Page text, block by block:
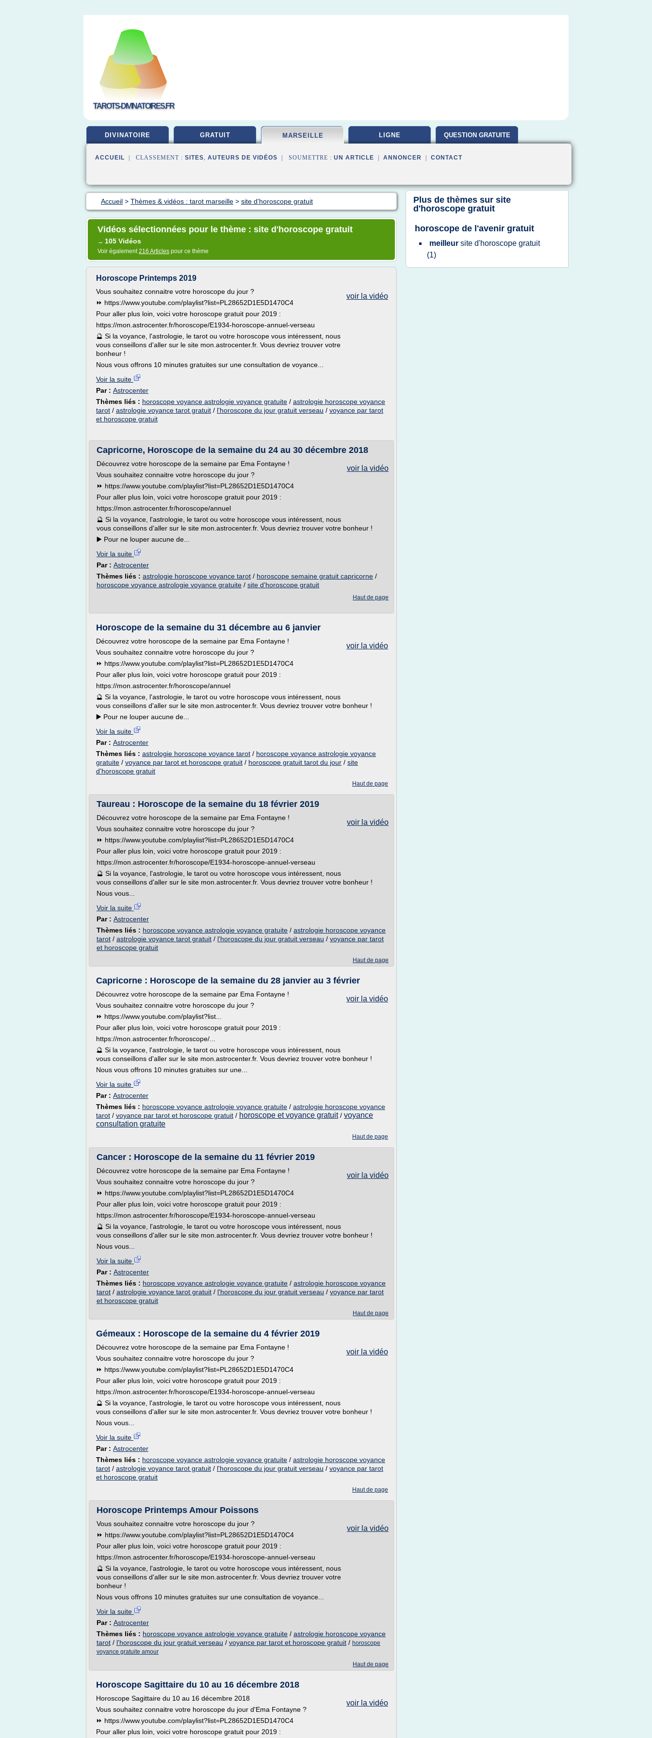
TAROTS-DIVINATOIRES.FR
DIVINATOIRE GRATUIT MARSEILLE LIGNE QUESTION GRATUITE
ACCUEIL | CLASSEMENT : SITES, AUTEURS DE VIDÉOS | SOUMETTRE : UN ARTICLE ANNONCER CONTACT
Accueil > Thèmes & vidéos : tarot marseille > site d'horoscope gratuit
Vidéos sélectionnées pour le thème : site d'horoscope gratuit
→ 105 Vidéos
Voir également216 Articles pour ce thème
Horoscope Printemps 2019
voir la vidéo
Vous souhaitez connaitre votre horoscope du jour ?
⏩ https://www.youtube.com/playlist?list=PL28652D1E5D1470C4
Pour aller plus loin, voici votre horoscope gratuit pour 2019 :
https://mon.astrocenter.fr/horoscope/E1934-horoscope-annuel-verseau
🔮 Si la voyance, l'astrologie, le tarot ou votre horoscope vous intéressent, nous
vous conseillons d'aller sur le site mon.astrocenter.fr. Vous devriez trouver votre
bonheur !
Nous vous offrons 10 minutes gratuites sur une consultation de voyance...
Voir la suite
Par : Astrocenter
Thèmes liés : horoscope voyance astrologie voyance gratuite / astrologie horoscope voyance
tarot / astrologie voyance tarot gratuit / l'horoscope du jour gratuit verseau / voyance par tarot
et horoscope gratuit
Capricorne, Horoscope de la semaine du 24 au 30 décembre 2018
voir la vidéo
Découvrez votre horoscope de la semaine par Ema Fontayne !
Vous souhaitez connaitre votre horoscope du jour ?
⏩ https://www.youtube.com/playlist?list=PL28652D1E5D1470C4
Pour aller plus loin, voici votre horoscope gratuit pour 2019 :
https://mon.astrocenter.fr/horoscope/annuel
🔮 Si la voyance, l'astrologie, le tarot ou votre horoscope vous intéressent, nous
vous conseillons d'aller sur le site mon.astrocenter.fr. Vous devriez trouver votre bonheur !
▶️ Pour ne louper aucune de...
Voir la suite
Par : Astrocenter
Thèmes liés : astrologie horoscope voyance tarot / horoscope semaine gratuit capricorne /
horoscope voyance astrologie voyance gratuite / site d'horoscope gratuit
Haut de page
Horoscope de la semaine du 31 décembre au 6 janvier
voir la vidéo
Découvrez votre horoscope de la semaine par Ema Fontayne !
Vous souhaitez connaitre votre horoscope du jour ?
⏩ https://www.youtube.com/playlist?list=PL28652D1E5D1470C4
Pour aller plus loin, voici votre horoscope gratuit pour 2019 :
https://mon.astrocenter.fr/horoscope/annuel
🔮 Si la voyance, l'astrologie, le tarot ou votre horoscope vous intéressent, nous
vous conseillons d'aller sur le site mon.astrocenter.fr. Vous devriez trouver votre bonheur !
▶️ Pour ne louper aucune de...
Voir la suite
Par : Astrocenter
Thèmes liés : astrologie horoscope voyance tarot / horoscope voyance astrologie voyance
gratuite / voyance par tarot et horoscope gratuit / horoscope gratuit tarot du jour / site
d'horoscope gratuit
Haut de page
Taureau : Horoscope de la semaine du 18 février 2019
voir la vidéo
Découvrez votre horoscope de la semaine par Ema Fontayne !
Vous souhaitez connaitre votre horoscope du jour ?
⏩ https://www.youtube.com/playlist?list=PL28652D1E5D1470C4
Pour aller plus loin, voici votre horoscope gratuit pour 2019 :
https://mon.astrocenter.fr/horoscope/E1934-horoscope-annuel-verseau
🔮 Si la voyance, l'astrologie, le tarot ou votre horoscope vous intéressent, nous
vous conseillons d'aller sur le site mon.astrocenter.fr. Vous devriez trouver votre bonheur !
Nous vous...
Voir la suite
Par : Astrocenter
Thèmes liés : horoscope voyance astrologie voyance gratuite / astrologie horoscope voyance
tarot / astrologie voyance tarot gratuit / l'horoscope du jour gratuit verseau / voyance par tarot
et horoscope gratuit
Haut de page
Capricorne : Horoscope de la semaine du 28 janvier au 3 février
voir la vidéo
Découvrez votre horoscope de la semaine par Ema Fontayne !
Vous souhaitez connaitre votre horoscope du jour ?
⏩ https://www.youtube.com/playlist?list...
Pour aller plus loin, voici votre horoscope gratuit pour 2019 :
https://mon.astrocenter.fr/horoscope/...
🔮 Si la voyance, l'astrologie, le tarot ou votre horoscope vous intéressent, nous
vous conseillons d'aller sur le site mon.astrocenter.fr. Vous devriez trouver votre bonheur !
Nous vous offrons 10 minutes gratuites sur une...
Voir la suite
Par : Astrocenter
Thèmes liés : horoscope voyance astrologie voyance gratuite / astrologie horoscope voyance
tarot / voyance par tarot et horoscope gratuit / horoscope et voyance gratuit/ voyance
consultation gratuite
Haut de page
Cancer : Horoscope de la semaine du 11 février 2019
voir la vidéo
Découvrez votre horoscope de la semaine par Ema Fontayne !
Vous souhaitez connaitre votre horoscope du jour ?
⏩ https://www.youtube.com/playlist?list=PL28652D1E5D1470C4
Pour aller plus loin, voici votre horoscope gratuit pour 2019 :
https://mon.astrocenter.fr/horoscope/E1934-horoscope-annuel-verseau
🔮 Si la voyance, l'astrologie, le tarot ou votre horoscope vous intéressent, nous
vous conseillons d'aller sur le site mon.astrocenter.fr. Vous devriez trouver votre bonheur !
Nous vous...
Voir la suite
Par : Astrocenter
Thèmes liés : horoscope voyance astrologie voyance gratuite / astrologie horoscope voyance
tarot / astrologie voyance tarot gratuit / l'horoscope du jour gratuit verseau / voyance par tarot
et horoscope gratuit
Haut de page
Gémeaux : Horoscope de la semaine du 4 février 2019
voir la vidéo
Découvrez votre horoscope de la semaine par Ema Fontayne !
Vous souhaitez connaitre votre horoscope du jour ?
⏩ https://www.youtube.com/playlist?list=PL28652D1E5D1470C4
Pour aller plus loin, voici votre horoscope gratuit pour 2019 :
https://mon.astrocenter.fr/horoscope/E1934-horoscope-annuel-verseau
🔮 Si la voyance, l'astrologie, le tarot ou votre horoscope vous intéressent, nous
vous conseillons d'aller sur le site mon.astrocenter.fr. Vous devriez trouver votre bonheur !
Nous vous...
Voir la suite
Par : Astrocenter
Thèmes liés : horoscope voyance astrologie voyance gratuite / astrologie horoscope voyance
tarot / astrologie voyance tarot gratuit / l'horoscope du jour gratuit verseau / voyance par tarot
et horoscope gratuit
Haut de page
Horoscope Printemps Amour Poissons
voir la vidéo
Vous souhaitez connaitre votre horoscope du jour ?
⏩ https://www.youtube.com/playlist?list=PL28652D1E5D1470C4
Pour aller plus loin, voici votre horoscope gratuit pour 2019 :
https://mon.astrocenter.fr/horoscope/E1934-horoscope-annuel-verseau
🔮 Si la voyance, l'astrologie, le tarot ou votre horoscope vous intéressent, nous
vous conseillons d'aller sur le site mon.astrocenter.fr. Vous devriez trouver votre
bonheur !
Nous vous offrons 10 minutes gratuites sur une consultation de voyance...
Voir la suite
Par : Astrocenter
Thèmes liés : horoscope voyance astrologie voyance gratuite / astrologie horoscope voyance
tarot / l'horoscope du jour gratuit verseau / voyance par tarot et horoscope gratuit / horoscope
voyance gratuite amour
Haut de page
Horoscope Sagittaire du 10 au 16 décembre 2018
voir la vidéo
Horoscope Sagittaire du 10 au 16 décembre 2018
Vous souhaitez connaitre votre horoscope du jour d'Ema Fontayne ?
⏩ https://www.youtube.com/playlist?list=PL28652D1E5D1470C4
Pour aller plus loin, voici votre horoscope gratuit pour 2019 :
Plus de thèmes sur site
d'horoscope gratuit
horoscope de l'avenir gratuit
meilleur site d'horoscope gratuit
(1)